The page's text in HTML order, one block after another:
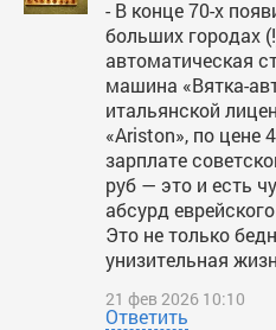
- В конце 70-х
больших городах
автоматическая
машина «Вятка-
итальянской
«Ariston», по цене
зарплате
руб — это и есть
абсурд
Это не только
унизительная
21 фев 2026 10:10
Ответить